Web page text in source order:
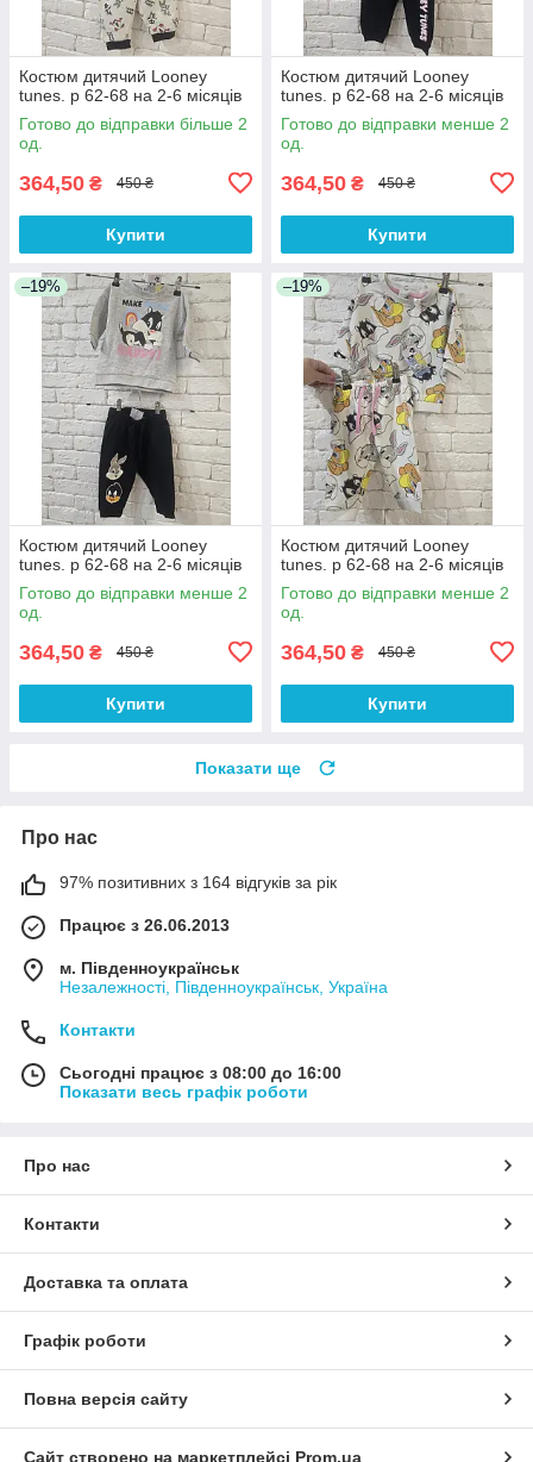
Костюм дитячий Looney
tunes. р 62-68 на 2-6 місяців
Готово до відправки більше 2
од.
364,50 ₴ 450 ₴
Купити
Костюм дитячий Looney
tunes. р 62-68 на 2-6 місяців
Готово до відправки менше 2
од.
364,50 ₴ 450 ₴
Купити
–19%
Костюм дитячий Looney
tunes. р 62-68 на 2-6 місяців
Готово до відправки менше 2
од.
364,50 ₴ 450 ₴
Купити
–19%
Костюм дитячий Looney
tunes. р 62-68 на 2-6 місяців
Готово до відправки менше 2
од.
364,50 ₴ 450 ₴
Купити
Показати ще
Про нас
97% позитивних з 164 відгуків за рік
Працює з 26.06.2013
м. Південноукраїнськ
Незалежності, Південноукраїнськ, Україна
Контакти
Сьогодні працює з 08:00 до 16:00
Показати весь графік роботи
Про нас
Контакти
Доставка та оплата
Графік роботи
Повна версія сайту
Сайт створено на маркетплейсі Prom.ua